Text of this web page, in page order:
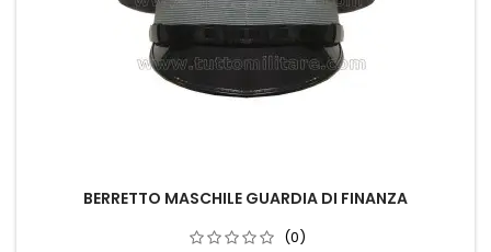
BERRETTO MASCHILE GUARDIA DI FINANZA
(0)